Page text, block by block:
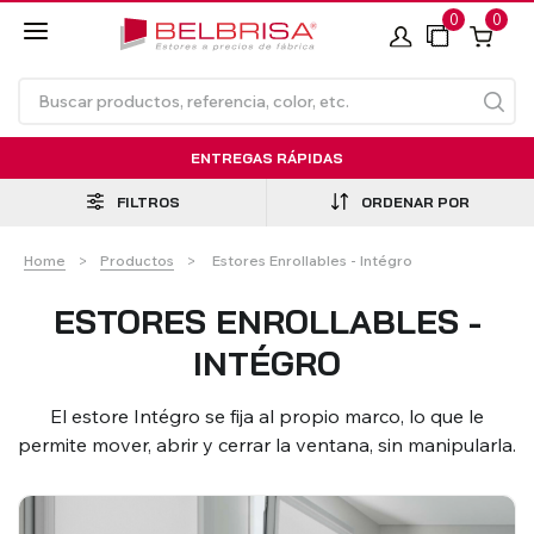
0 0
TECNOROL®
TALADRAR
Térmico
- Standard
- Compacto
VER TODOS LOS PRODUCTOS
ENTREGAS RÁPIDAS
FILTROS ORDENAR POR
Home Productos Current:
Estores Enrollables - Intégro
ESTORES ENROLLABLES -
INTÉGRO
El estore Intégro se fija al propio marco, lo que le
permite mover, abrir y cerrar la ventana, sin manipularla.